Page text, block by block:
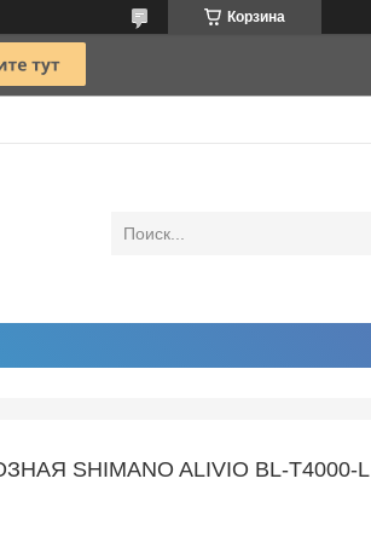
Корзина
SHIMANO ALIVIO BL-T4000-L